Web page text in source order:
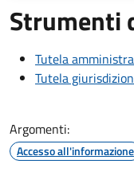
Strumenti
Tutela
Tutela
Argomenti:
Accesso all'informazione